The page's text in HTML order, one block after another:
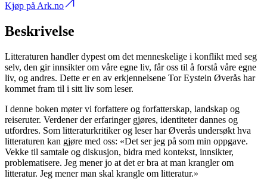
Kjøp på Ark.no
Beskrivelse
Litteraturen handler dypest om det menneskelige i konflikt med seg
selv, den gir innsikter om våre egne liv, får oss til å forstå våre egne
liv, og andres. Dette er en av erkjennelsene Tor Eystein Øverås har
kommet fram til i sitt liv som leser.
I denne boken møter vi forfattere og forfatterskap, landskap og
reiseruter. Verdener der erfaringer gjøres, identiteter dannes og
utfordres. Som litteraturkritiker og leser har Øverås undersøkt hva
litteraturen kan gjøre med oss: «Det ser jeg på som min oppgave.
Vekke til samtale og diskusjon, bidra med kontekst, innsikter,
problematisere. Jeg mener jo at det er bra at man krangler om
litteratur. Jeg mener man skal krangle om litteratur.»